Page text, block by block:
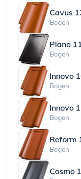
Cavus
Bogen
Plano
Bogen
Innovo
Bogen
Innovo
Bogen
Reform
Bogen
Cosmo